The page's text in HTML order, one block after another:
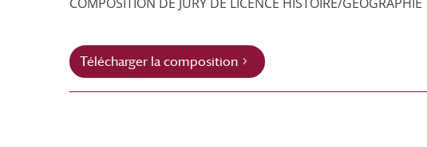
Télécharger la composition